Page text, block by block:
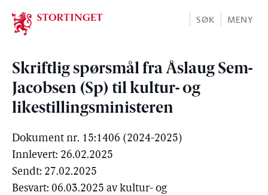
Stortinget.no
SØK MENY
Skriftlig spørsmål fra Åslaug Sem-
Jacobsen (Sp) til kultur- og
likestillingsministeren
Dokument nr. 15:1406 (2024-2025)
Innlevert: 26.02.2025
Sendt: 27.02.2025
Besvart: 06.03.2025 av kultur- og